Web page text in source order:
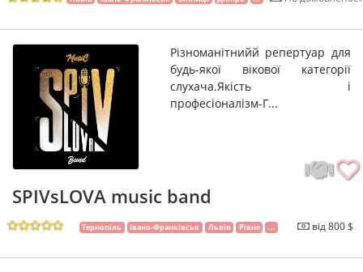
Різноманітнийй репертуар для
будь-якої вікової категорії
слухача.Якість і
професіоналізм-Г...
SPIVsLOVA music band
Тернопіль Івано-Франківськ Львів Рівне ... від 800 $